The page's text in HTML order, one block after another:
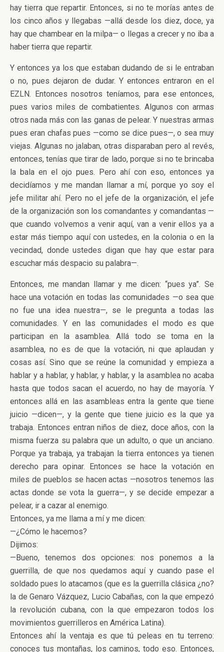
hay tierra que repartir. Entonces, si no te morías antes de
los cinco años y llegabas —allá desde los diez, doce, ya
hay que chambear en la milpa— o llegas a crecer y no iba a
haber tierra que repartir.
Y entonces ya los que estaban dudando de si le entraban
o no, pues dejaron de dudar. Y entonces entraron en el
EZLN. Entonces nosotros teníamos, para ese entonces,
pues varios miles de combatientes. Algunos con armas
otros nada más con las ganas de pelear. Y nuestras armas
pues eran chafas pues —como se dice pues—, o sea muy
viejas. Algunas no jalaban, otras disparaban pero al revés,
entonces, tenías que tirar de lado, porque si no te brincaba
la bala en el ojo pues. Pero ahí con eso, entonces ya
decidíamos y me mandan llamar a mí, porque yo soy el
jefe militar ahí. Pero no el jefe de la organización, el jefe
de la organización son los comandantes y comandantas —
que cuando volvemos a venir aquí, van a venir ellos ya a
estar más tiempo aquí con ustedes, en la colonia o en la
vecindad, donde ustedes digan que hay que estar para
escuchar más despacio su palabra—.
Entonces, me mandan llamar y me dicen: “pues ya”. Se
hace una votación en todas las comunidades —o sea que
no fue una idea nuestra—, se le pregunta a todas las
comunidades. Y en las comunidades el modo es que
participan en la asamblea. Allá todo se toma en la
asamblea, no es de que la votación, ni que aplaudan y
cosas así. Sino que se reúne la comunidad y empieza a
hablar y a hablar, y hablar, y hablar, y la asamblea no acaba
hasta que todos sacan el acuerdo, no hay de mayoría. Y
entonces allá en las asambleas entra la gente que tiene
juicio —dicen—, y la gente que tiene juicio es la que ya
trabaja. Entonces entran niños de diez, doce años, con la
misma fuerza su palabra que un adulto, o que un anciano.
Porque ya trabaja, ya trabajan la tierra entonces ya tienen
derecho para opinar. Entonces se hace la votación en
miles de pueblos se hacen actas —nosotros tenemos las
actas donde se vota la guerra—, y se decide empezar a
pelear, ir a cazar al enemigo.
Entonces, ya me llama a mí y me dicen:
—¿Cómo le hacemos?
Dijimos:
—Bueno, tenemos dos opciones: nos ponemos a la
guerrilla, de que nos quedamos aquí y cuando pase el
soldado pues lo atacamos (que es la guerrilla clásica ¿no?
la de Genaro Vázquez, Lucio Cabañas, con la que empezó
la revolución cubana, con la que empezaron todos los
movimientos guerrilleros en América Latina).
Entonces ahí la ventaja es que tú peleas en tu terreno:
conoces tus montañas, los caminos, todo eso. Entonces,